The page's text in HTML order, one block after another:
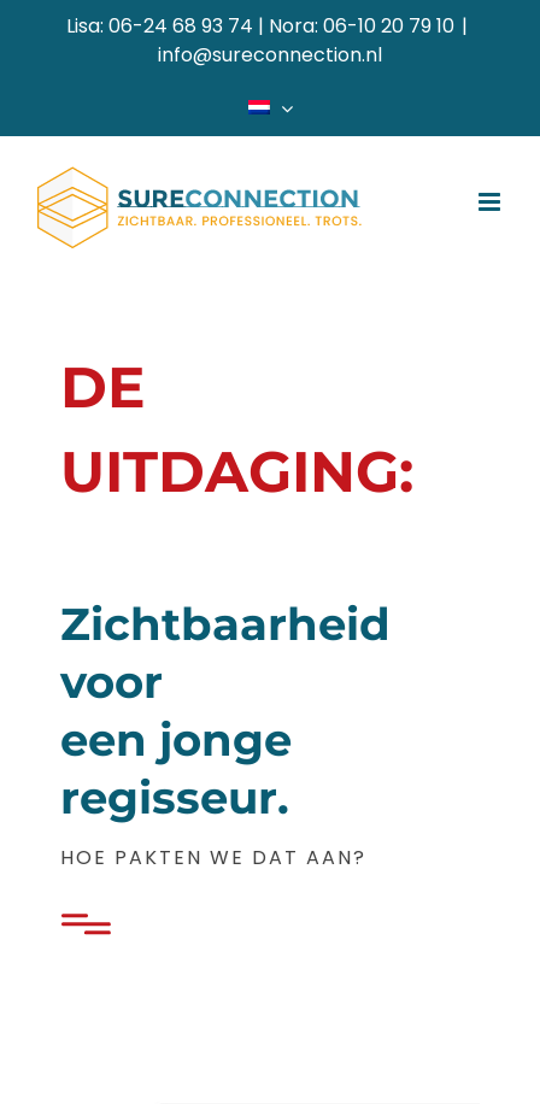
Lisa: 06-24 68 93 74 | Nora: 06-10 20 79 10 |
info@sureconnection.nl
DE
UITDAGING:
Zichtbaarheid
voor
een jonge
regisseur.
HOE PAKTEN WE DAT AAN?